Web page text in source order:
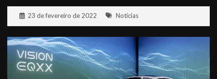
23 de fevereiro de 2022 Notícias